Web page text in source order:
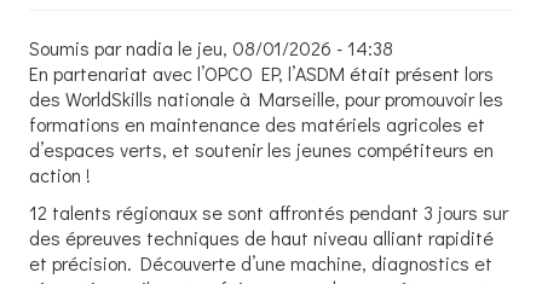
Soumis parnadia le jeu, 08/01/2026 - 14:38
En partenariat avec l’OPCO EP, l’ASDM était présent lors
des WorldSkills nationale à Marseille, pour promouvoir les
formations en maintenance des matériels agricoles et
d’espaces verts, et soutenir les jeunes compétiteurs en
action !
12 talents régionaux se sont affrontés pendant 3 jours sur
des épreuves techniques de haut niveau alliant rapidité
et précision. Découverte d’une machine, diagnostics et